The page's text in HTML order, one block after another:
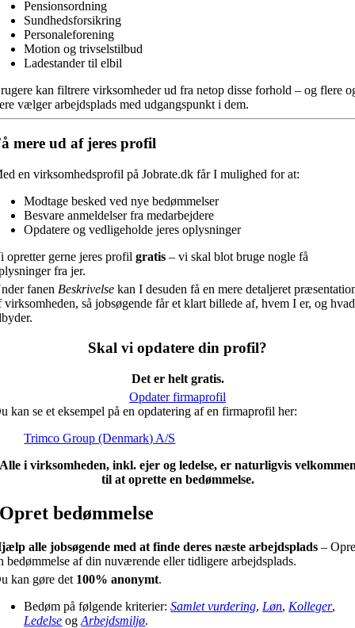
Pensionsordning
Sundhedsforsikring
Personaleforening
Motion og trivselstilbud
Ladestander til elbil
kan filtrere virksomheder ud fra netop disse forhold – og flere
vælger arbejdsplads med udgangspunkt i dem.
mere ud af jeres profil
en virksomhedsprofil på Jobrate.dk får I mulighed for at:
Modtage besked ved nye bedømmelser
Besvare anmeldelser fra medarbejdere
Opdatere og vedligeholde jeres oplysninger
opretter gerne jeres profilgratis – vi skal blot bruge nogle få
fra jer.
fanen Beskrivelse kan I desuden få en mere detaljeret
virksomheden, så jobsøgende får et klart billede af, hvem I er, og
Skal vi opdatere din profil?
Det er helt gratis.
Opdater firmaprofil
kan se et eksempel på en opdatering af en firmaprofil her:
Trimco Group (Denmark) A/S
i virksomheden, inkl. ejer og ledelse, er naturligvis
til at oprette en bedømmelse.
Opret bedømmelse
alle jobsøgende med at finde deres næste arbejdsplads –
bedømmelse af din nuværende eller tidligere arbejdsplads.
kan gøre det 100% anonymt.
Bedøm på følgende kriterier:Samlet vurdering, Løn, Kolleger,
Ledelse ogArbejdsmiljø.